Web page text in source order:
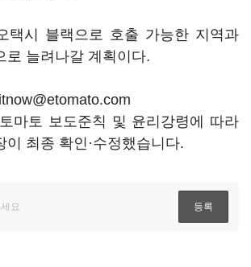
택시 블랙으로 호출 가능한 지역과
로 늘려나갈 계획이다.
마토 보도준칙 및 윤리강령에 따라
이 최종 확인·수정했습니다.